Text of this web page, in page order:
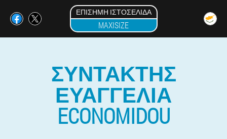
ΕΠΊΣΗΜΗ ΙΣΤΟΣΕΛΊΔΑ
MAXISIZE
ΣΥΝΤΆΚΤΗΣ
ΕΥΑΓΓΕΛΊΑ
ECONOMIDOU